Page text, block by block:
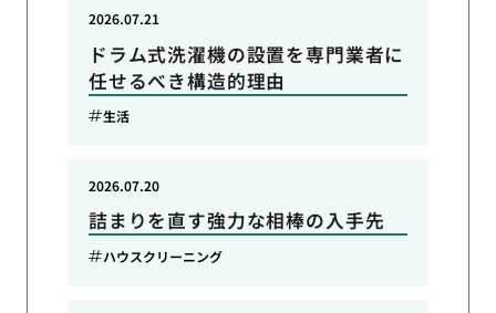
ドラム式洗濯機の設置を専門業者に
任せるべき構造的理由
2026.07.21
生活
詰まりを直す強力な相棒の入手先
2026.07.20
ハウスクリーニング